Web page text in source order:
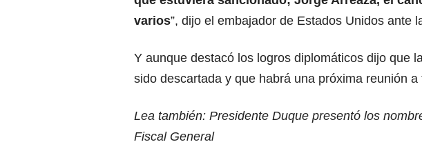
varios”, dijo el embajador de Estados Unidos ante
Y aunque destacó los logros diplomáticos dijo que
sido descartada y que habrá una próxima reunión
Lea también: Presidente Duque presentó los
Fiscal General